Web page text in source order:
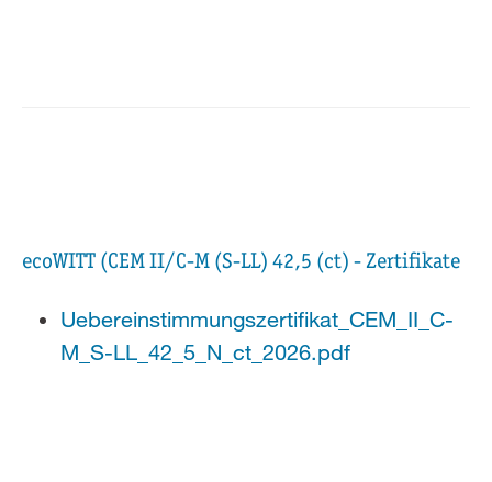
ecoWITT (CEM II/C-M (S-LL) 42,5 (ct) - Zertifikate
Uebereinstimmungszertifikat_CEM_II_C-
M_S-LL_42_5_N_ct_2026.pdf